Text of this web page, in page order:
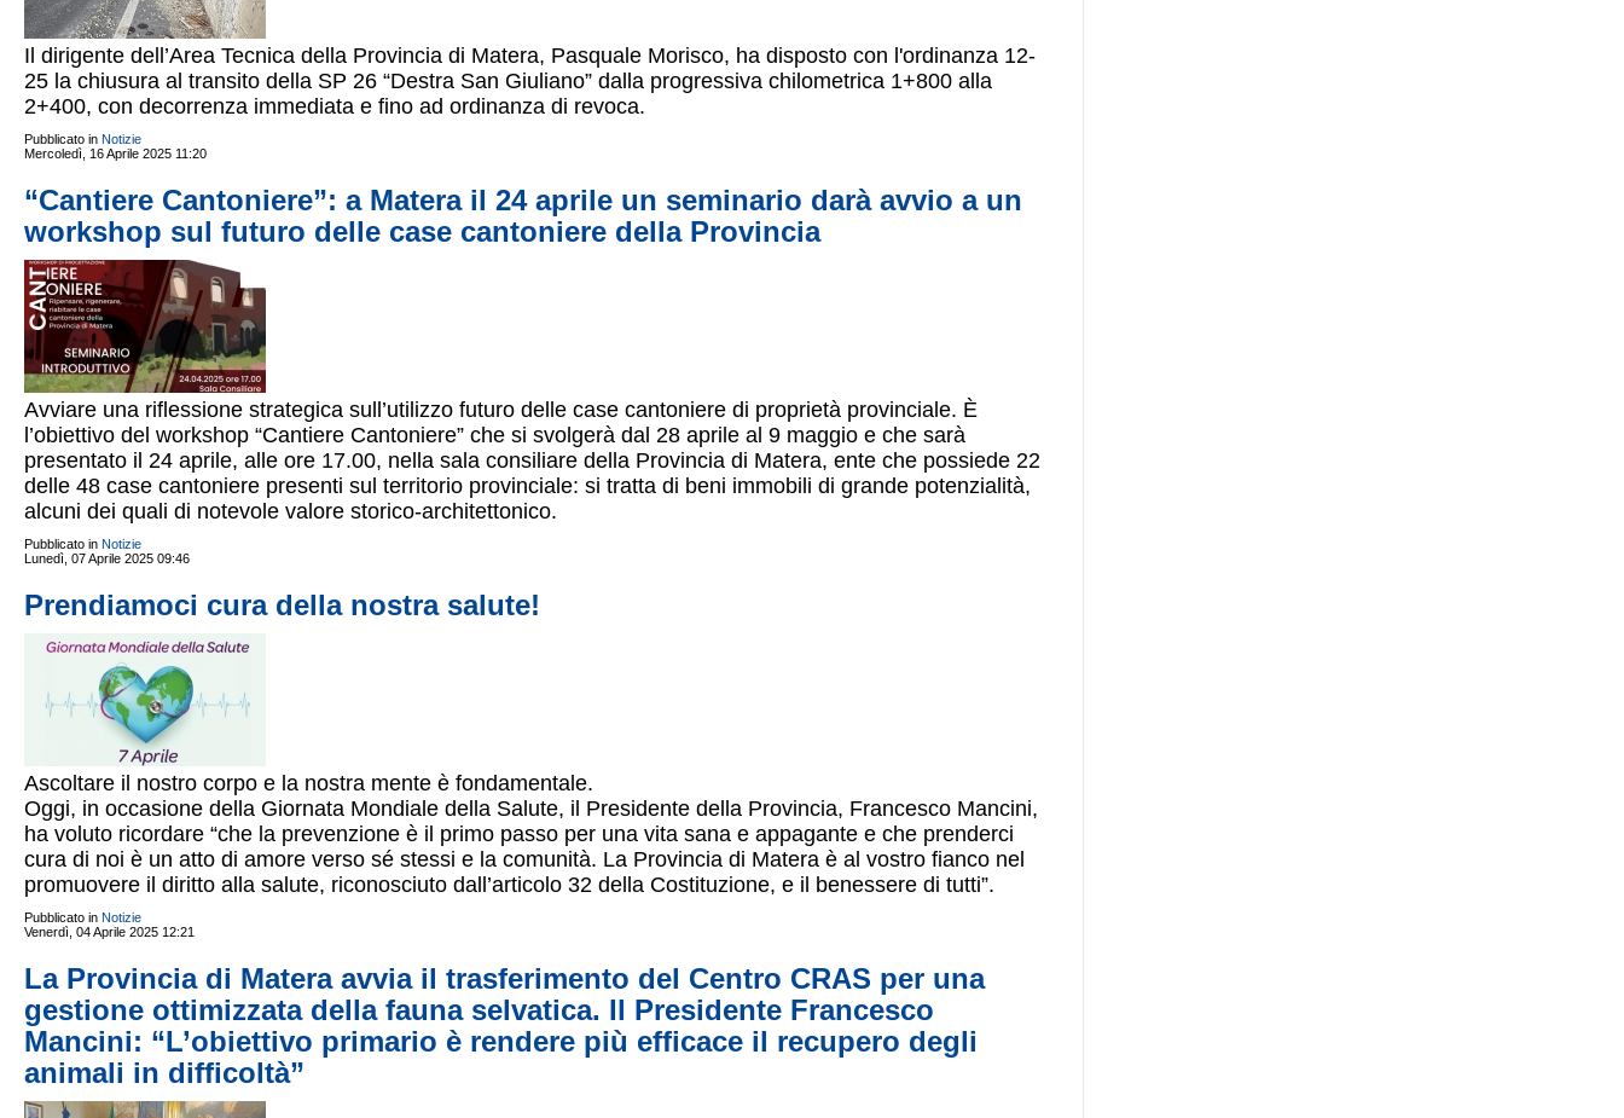
Il dirigente dell’Area Tecnica della Provincia di Matera, Pasquale Morisco, ha disposto con l'ordinanza 12-
25 la chiusura al transito della SP 26 “Destra San Giuliano” dalla progressiva chilometrica 1+800 alla
2+400, con decorrenza immediata e fino ad ordinanza di revoca.
Pubblicato in Notizie
Mercoledì, 16 Aprile 2025 11:20
“Cantiere Cantoniere”: a Matera il 24 aprile un seminario darà avvio a un
workshop sul futuro delle case cantoniere della Provincia
Avviare una riflessione strategica sull’utilizzo futuro delle case cantoniere di proprietà provinciale. È
l’obiettivo del workshop “Cantiere Cantoniere” che si svolgerà dal 28 aprile al 9 maggio e che sarà
presentato il 24 aprile, alle ore 17.00, nella sala consiliare della Provincia di Matera, ente che possiede 22
delle 48 case cantoniere presenti sul territorio provinciale: si tratta di beni immobili di grande potenzialità,
alcuni dei quali di notevole valore storico-architettonico.
Pubblicato in Notizie
Lunedì, 07 Aprile 2025 09:46
Prendiamoci cura della nostra salute!
Ascoltare il nostro corpo e la nostra mente è fondamentale.
Oggi, in occasione della Giornata Mondiale della Salute, il Presidente della Provincia, Francesco Mancini,
ha voluto ricordare “che la prevenzione è il primo passo per una vita sana e appagante e che prenderci
cura di noi è un atto di amore verso sé stessi e la comunità. La Provincia di Matera è al vostro fianco nel
promuovere il diritto alla salute, riconosciuto dall’articolo 32 della Costituzione, e il benessere di tutti”.
Pubblicato in Notizie
Venerdì, 04 Aprile 2025 12:21
La Provincia di Matera avvia il trasferimento del Centro CRAS per una
gestione ottimizzata della fauna selvatica. Il Presidente Francesco
Mancini: “L’obiettivo primario è rendere più efficace il recupero degli
animali in difficoltà”